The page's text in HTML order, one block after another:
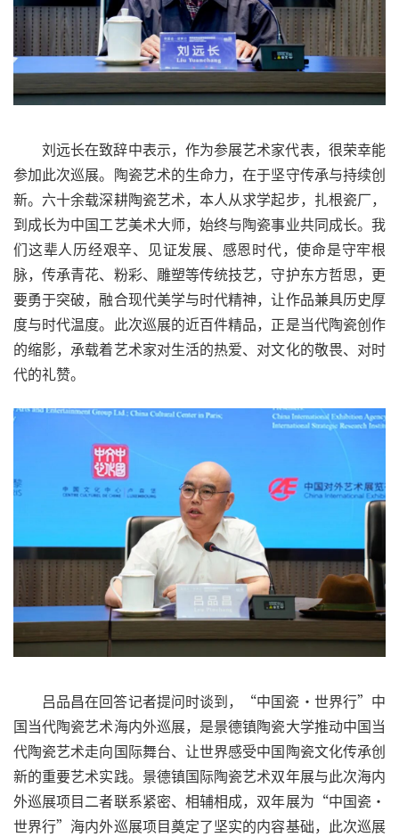
刘远长在致辞中表示，作为参展艺术家代表，很荣幸能
参加此次巡展。陶瓷艺术的生命力，在于坚守传承与持续创
新。六十余载深耕陶瓷艺术，本人从求学起步，扎根瓷厂，
到成长为中国工艺美术大师，始终与陶瓷事业共同成长。我
们这辈人历经艰辛、见证发展、感恩时代，使命是守牢根
脉，传承青花、粉彩、雕塑等传统技艺，守护东方哲思，更
要勇于突破，融合现代美学与时代精神，让作品兼具历史厚
度与时代温度。此次巡展的近百件精品，正是当代陶瓷创作
的缩影，承载着艺术家对生活的热爱、对文化的敬畏、对时
代的礼赞。
吕品昌在回答记者提问时谈到，“中国瓷·世界行”中
国当代陶瓷艺术海内外巡展，是景德镇陶瓷大学推动中国当
代陶瓷艺术走向国际舞台、让世界感受中国陶瓷文化传承创
新的重要艺术实践。景德镇国际陶瓷艺术双年展与此次海内
外巡展项目二者联系紧密、相辅相成，双年展为“中国瓷·
世界行”海内外巡展项目奠定了坚实的内容基础，此次巡展